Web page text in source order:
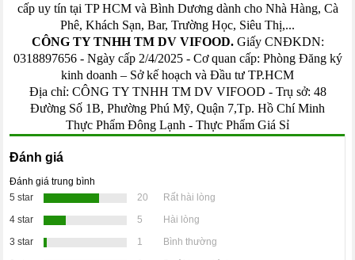
cấp uy tín tại TP HCM và Bình Dương dành cho Nhà Hàng, Cà
Phê, Khách Sạn, Bar, Trường Học, Siêu Thị,...
CÔNG TY TNHH TM DV VIFOOD.Giấy CNĐKDN:
0318897656 - Ngày cấp 2/4/2025 - Cơ quan cấp: Phòng Đăng ký
kinh doanh – Sở kế hoạch và Đầu tư TP.HCM
Địa chỉ: CÔNG TY TNHH TM DV VIFOOD - Trụ sở: 48
Đường Số 1B, Phường Phú Mỹ, Quận 7,Tp. Hồ Chí Minh
Thực Phẩm Đông Lạnh - Thực Phẩm Giá Sỉ
Đánh giá
Đánh giá trung bình
5 star
20
Rất hài lòng
4 star
5
Hài lòng
3 star
1
Bình thường